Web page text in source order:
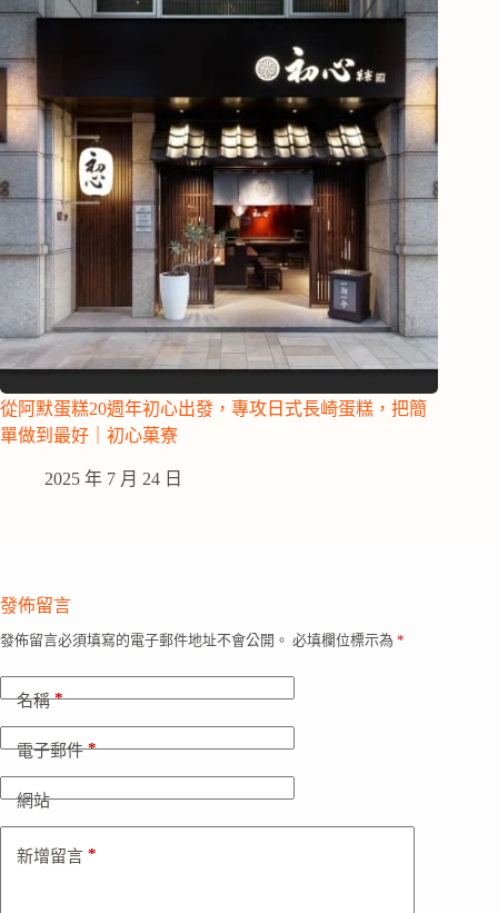
從阿默蛋糕20週年初心出發，專攻日式長崎蛋糕，把簡
單做到最好｜初心菓寮
2025 年 7 月 24 日
發佈留言
發佈留言必須填寫的電子郵件地址不會公開。 必填欄位標示為 *
名稱*
電子郵件*
網站
新增留言 *